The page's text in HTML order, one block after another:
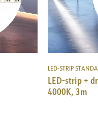
LED-STRIP
LED-strip +
4000K, 3m